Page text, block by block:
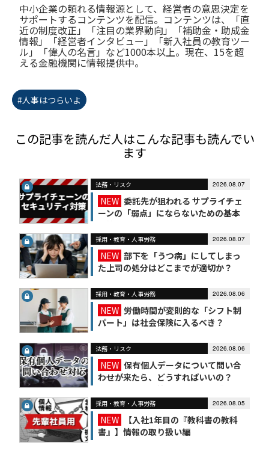
中小企業の頼れる情報源として、経営者の意思決定を
サポートするコンテンツを配信。コンテンツは、「直
近の制度改正」「注目の業界動向」「補助金・助成金
情報」「経営者インタビュー」「新入社員の教育ツー
ル」「偉人の名言」など1000本以上。現在、15を超
える金融機関に情報提供中。
#人事はつらいよ
この記事を読んだ人はこんな記事も読んでい
ます
法務・リスク 2026.08.07
NEW 委託先が狙われる サプライチェ
ーンの「弱点」にならないための基本
採用・教育・人事労務 2026.08.07
NEW 部下を「うつ病」にしてしまっ
た上司の処分はどこまでが適切か？
採用・教育・人事労務 2026.08.06
NEW 労働時間が変則的な「シフト制
パート」は社会保険に入るべき？
法務・リスク 2026.08.06
NEW 保有個人データについて問い合
わせが来たら、どうすればいいの？
【かんたん個人情報保護法（7）】
採用・教育・人事労務 2026.08.05
NEW
【入社1年目の『教科書の教科
書』】情報の取り扱い編